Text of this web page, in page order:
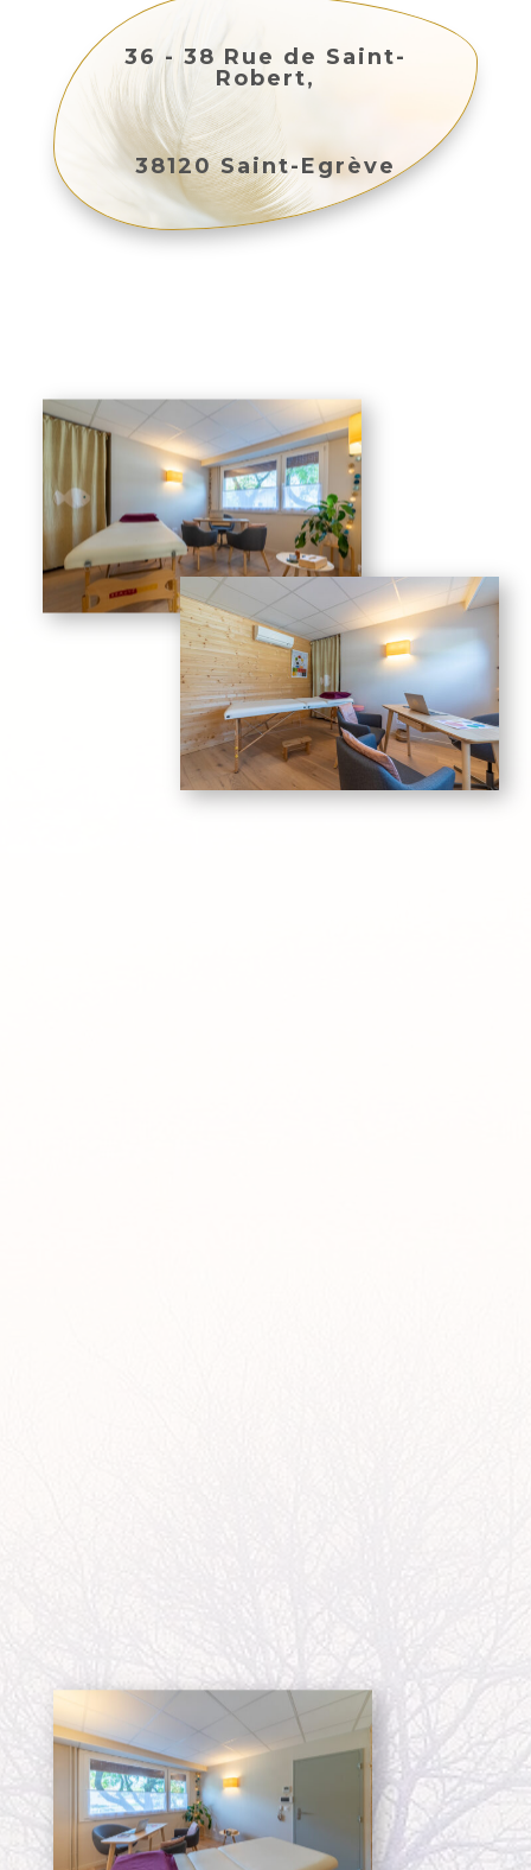
36 - 38 Rue de Saint-
Robert,
38120 Saint-Egrève